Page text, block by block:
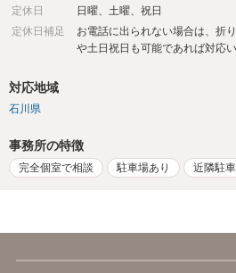
定休日
日曜、土曜、祝日
定休日補足
お電話に出られない場合は、折
や土日祝日も可能であれば対応い
対応地域
石川県
事務所の特徴
完全個室で相談 駐車場あり 近隣駐